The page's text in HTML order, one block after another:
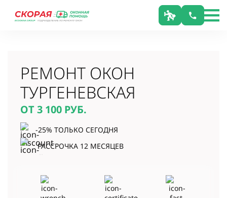
РЕМОНТ ОКОН
ТУРГЕНЕВСКАЯ
ОТ 3 100 РУБ.
-25% ТОЛЬКО СЕГОДНЯ
РАССРОЧКА 12 МЕСЯЦЕВ